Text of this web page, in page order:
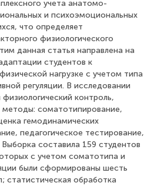
учета анатомо-
и психоэмоциональных
что определяет
физиологического
данная статья направлена на
студентов к
нагрузке с учетом типа
регуляции. В исследовании
контроль,
соматотипирование,
гемодинамических
педагогическое тестирование,
составила 159 студентов
с учетом соматотипа и
были сформированы шесть
статистическая обработка